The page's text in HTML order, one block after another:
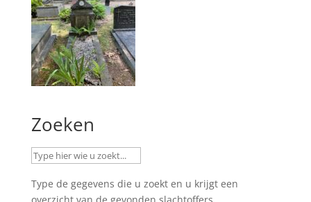
Zoeken
Type de gegevens die u zoekt en u krijgt een